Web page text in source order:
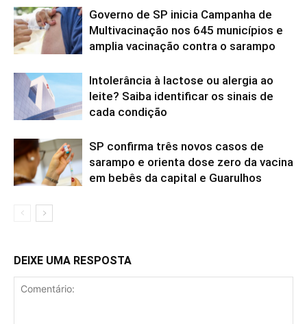
Governo de SP inicia Campanha de
Multivacinação nos 645 municípios e
amplia vacinação contra o sarampo
Intolerância à lactose ou alergia ao
leite? Saiba identificar os sinais de
cada condição
SP confirma três novos casos de
sarampo e orienta dose zero da vacina
em bebês da capital e Guarulhos
DEIXE UMA RESPOSTA